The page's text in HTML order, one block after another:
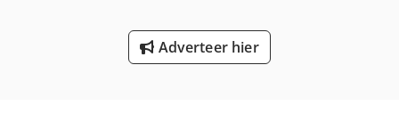
Werken Voertuig
Adverteer hier